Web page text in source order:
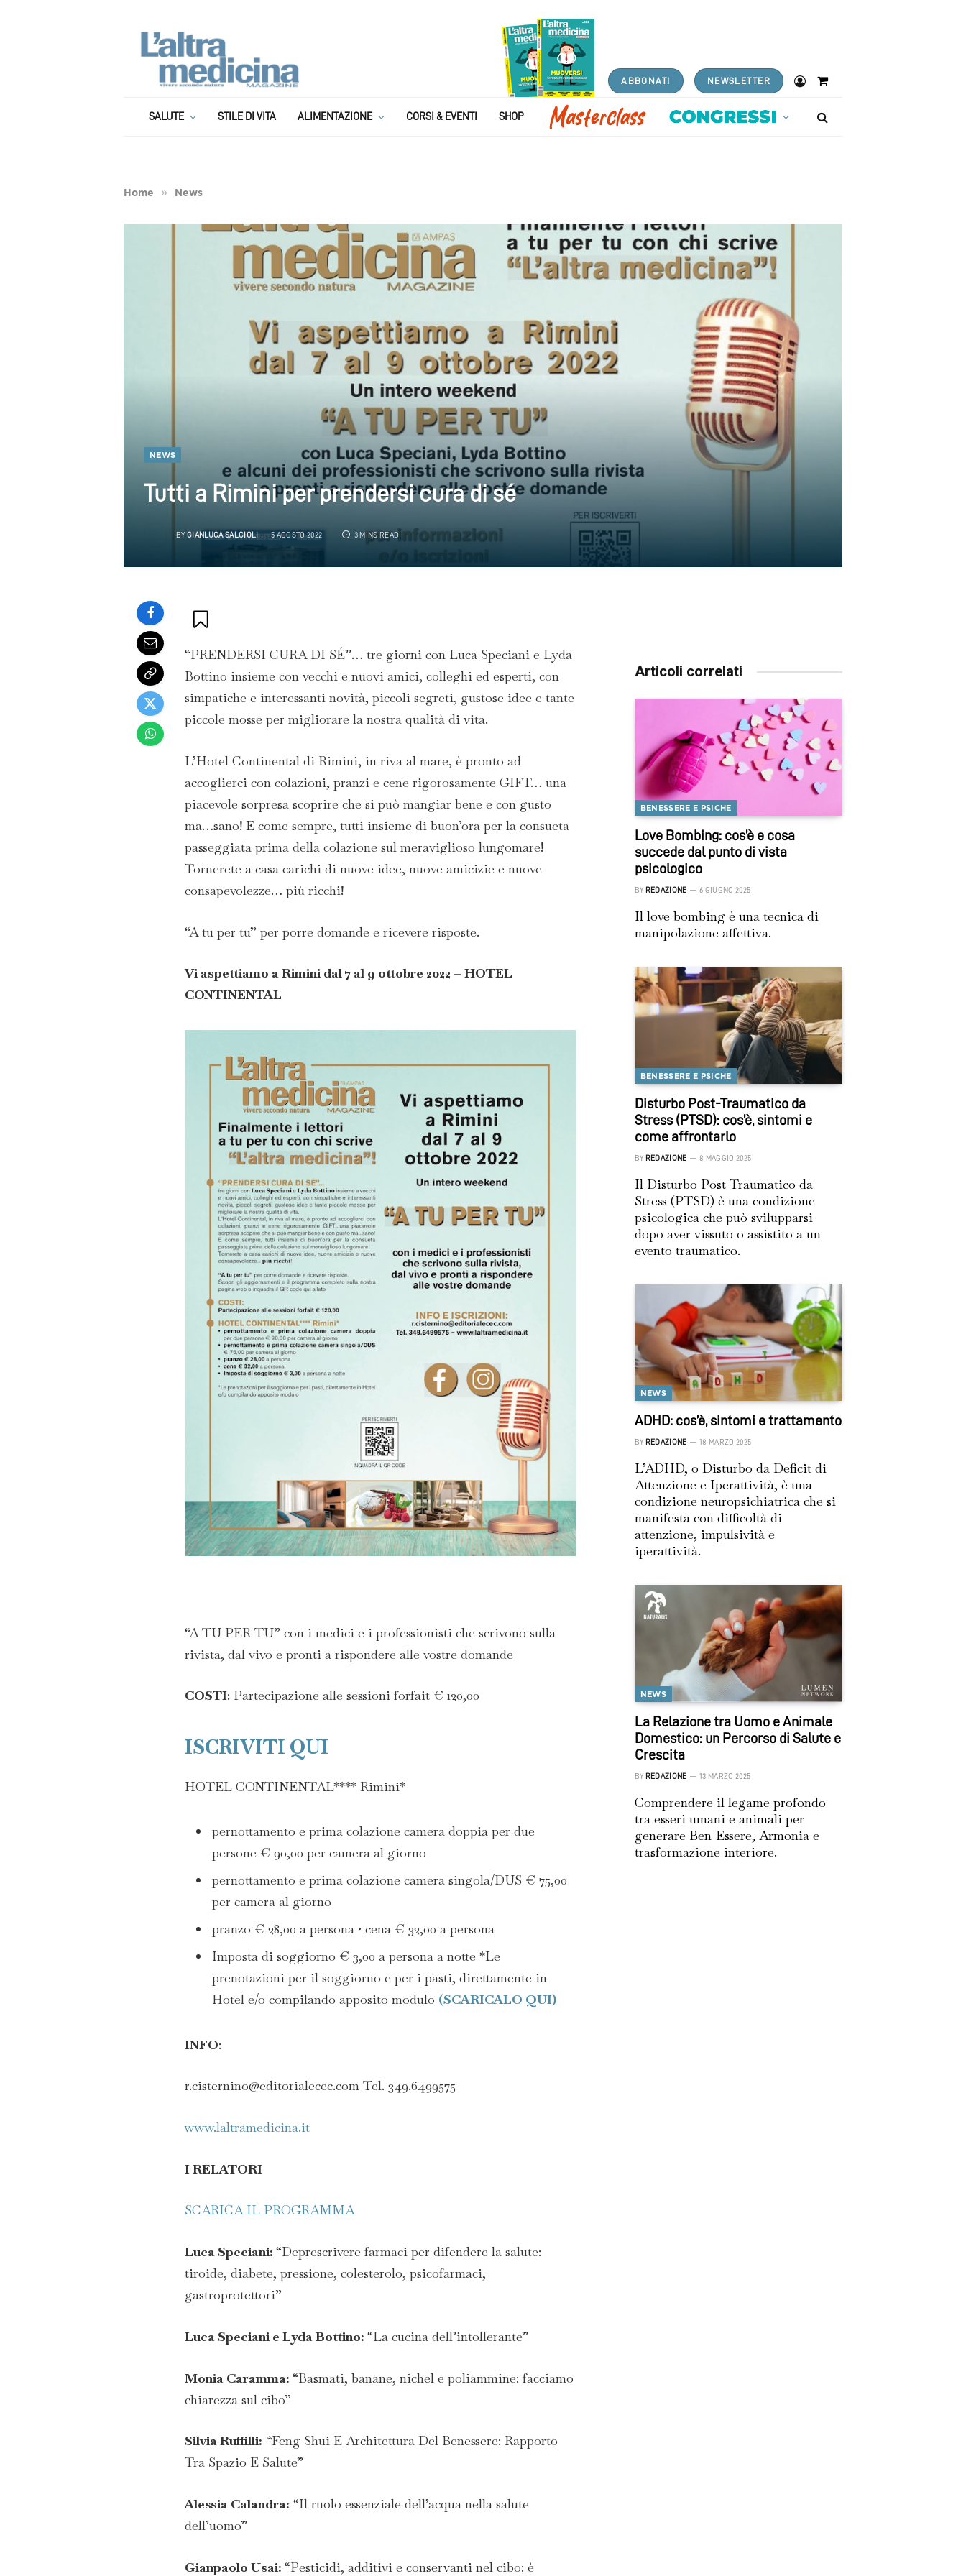
ABBONATI NEWSLETTER
Shopping
SALUTE STILE DI VITA ALIMENTAZIONE CORSI & EVENTI SHOP
Home » News
NEWS
Tutti a Rimini per prendersi cura di sé
BY GIANLUCA SALCIOLI 5 AGOSTO 2022 3 MINS READ
“PRENDERSI CURA DI SÉ”… tre giorni con Luca Speciani e Lyda
Bottino insieme con vecchi e nuovi amici, colleghi ed esperti, con
simpatiche e interessanti novità, piccoli segreti, gustose idee e tante
piccole mosse per migliorare la nostra qualità di vita.
L’Hotel Continental di Rimini, in riva al mare, è pronto ad
accoglierci con colazioni, pranzi e cene rigorosamente GIFT… una
piacevole sorpresa scoprire che si può mangiar bene e con gusto
ma…sano! E come sempre, tutti insieme di buon’ora per la consueta
passeggiata prima della colazione sul meraviglioso lungomare!
Tornerete a casa carichi di nuove idee, nuove amicizie e nuove
consapevolezze… più ricchi!
“A tu per tu” per porre domande e ricevere risposte.
Vi aspettiamo a Rimini dal 7 al 9 ottobre 2022 – HOTEL
CONTINENTAL
“A TU PER TU” con i medici e i professionisti che scrivono sulla
rivista, dal vivo e pronti a rispondere alle vostre domande
COSTI: Partecipazione alle sessioni forfait € 120,00
ISCRIVITI QUI
HOTEL CONTINENTAL**** Rimini*
pernottamento e prima colazione camera doppia per due
persone € 90,00 per camera al giorno
pernottamento e prima colazione camera singola/DUS € 75,00
per camera al giorno
pranzo € 28,00 a persona • cena € 32,00 a persona
Imposta di soggiorno € 3,00 a persona a notte *Le
prenotazioni per il soggiorno e per i pasti, direttamente in
Hotel e/o compilando apposito modulo (SCARICALO QUI)
INFO:
r.cisternino@editorialecec.com Tel. 349.6499575
www.laltramedicina.it
I RELATORI
SCARICA IL PROGRAMMA
Luca Speciani: “Deprescrivere farmaci per difendere la salute:
tiroide, diabete, pressione, colesterolo, psicofarmaci,
gastroprotettori”
Luca Speciani e Lyda Bottino: “La cucina dell’intollerante”
Monia Caramma: “Basmati, banane, nichel e poliammine: facciamo
chiarezza sul cibo”
Silvia Ruffilli: “Feng Shui E Architettura Del Benessere: Rapporto
Tra Spazio E Salute”
Alessia Calandra: “Il ruolo essenziale dell’acqua nella salute
dell’uomo”
Gianpaolo Usai: “Pesticidi, additivi e conservanti nel cibo: è
Articoli correlati
BENESSERE E PSICHE
Love Bombing: cos’è e cosa
succede dal punto di vista
psicologico
BY REDAZIONE 6 GIUGNO 2025
Il love bombing è una tecnica di
manipolazione affettiva.
BENESSERE E PSICHE
Disturbo Post-Traumatico da
Stress (PTSD): cos’è, sintomi e
come affrontarlo
BY REDAZIONE 8 MAGGIO 2025
Il Disturbo Post-Traumatico da
Stress (PTSD) è una condizione
psicologica che può svilupparsi
dopo aver vissuto o assistito a un
evento traumatico.
NEWS
ADHD: cos’è, sintomi e trattamento
BY REDAZIONE 18 MARZO 2025
L’ADHD, o Disturbo da Deficit di
Attenzione e Iperattività, è una
condizione neuropsichiatrica che si
manifesta con difficoltà di
attenzione, impulsività e
iperattività.
NEWS
La Relazione tra Uomo e Animale
Domestico: un Percorso di Salute e
Crescita
BY REDAZIONE 13 MARZO 2025
Comprendere il legame profondo
tra esseri umani e animali per
generare Ben-Essere, Armonia e
trasformazione interiore.